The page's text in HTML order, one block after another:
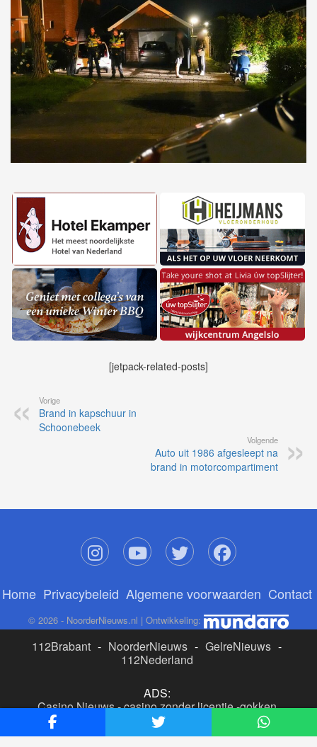
[jetpack-related-posts]
Vorige
Brand in kapschuur in
Schoonebeek
Volgende
Auto uit 1986 afgesleept na
brand in motorcompartiment
Home Privacybeleid Algemene voorwaarden Contact
© 2026 - NoorderNieuws.nl | Ontwikkeling:
112Brabant - NoorderNieuws - GelreNieuws -
112Nederland
ADS:
Casino Nieuws-casino zonder licentie-gokken
buitenlandse site
beste online casino nederland